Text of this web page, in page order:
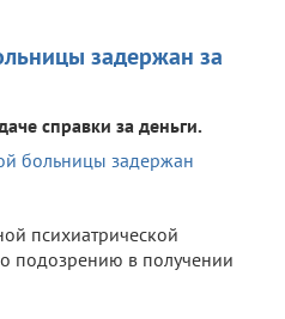
задержан за
справки за деньги.
психиатрической
подозрению в получении